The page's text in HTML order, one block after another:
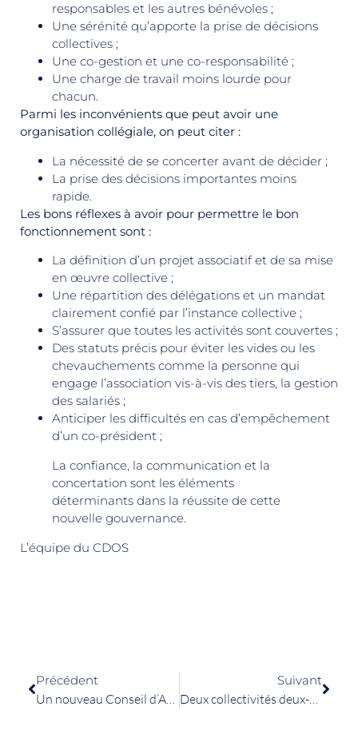
responsables et les autres bénévoles ;
Une sérénité qu’apporte la prise de décisions
collectives ;
Une co-gestion et une co-responsabilité ;
Une charge de travail moins lourde pour
chacun.
Parmi les inconvénients que peut avoir une
organisation collégiale, on peut citer :
La nécessité de se concerter avant de décider ;
La prise des décisions importantes moins
rapide.
Les bons réflexes à avoir pour permettre le bon
fonctionnement sont :
La définition d’un projet associatif et de sa mise
en œuvre collective ;
Une répartition des délégations et un mandat
clairement confié par l’instance collective ;
S’assurer que toutes les activités sont couvertes ;
Des statuts précis pour éviter les vides ou les
chevauchements comme la personne qui
engage l’association vis-à-vis des tiers, la gestion
des salariés ;
Anticiper les difficultés en cas d’empêchement
d’un co-président ;
La confiance, la communication et la
concertation sont les éléments
déterminants dans la réussite de cette
nouvelle gouvernance.
L’équipe du CDOS
Précédent
Un nouveau Conseil d’Administration au CDOS pour représenter le mouvement sportif associatif deux-sévrien
Suivant
Deux collectivités deux-sévriennes ont été retenues « Maisons Sport-Santé »